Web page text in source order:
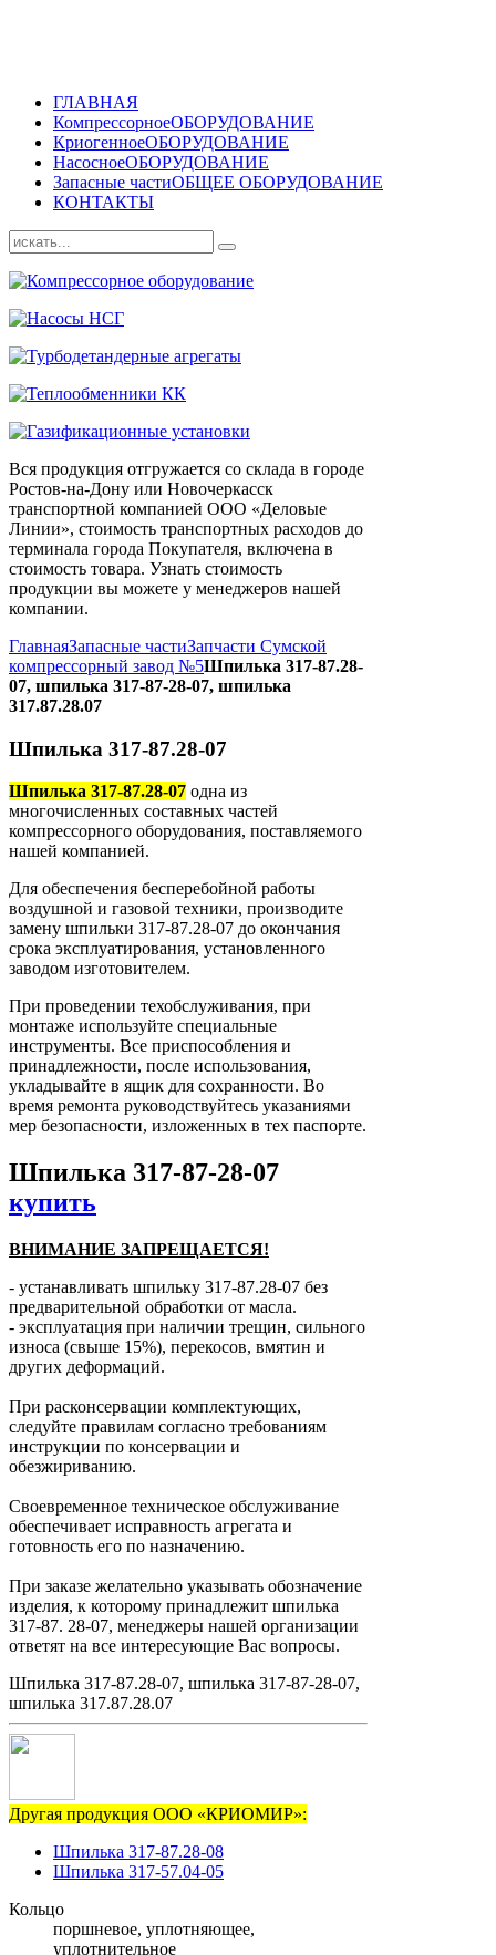
ГЛАВНАЯ
КомпрессорноеОБОРУДОВАНИЕ
КриогенноеОБОРУДОВАНИЕ
НасосноеОБОРУДОВАНИЕ
Запасные частиОБЩЕЕ ОБОРУДОВАНИЕ
КОНТАКТЫ
Вся продукция отгружается со склада в городе
Ростов-на-Дону или Новочеркасск
транспортной компанией ООО «Деловые
Линии», стоимость транспортных расходов до
терминала города Покупателя, включена в
стоимость товара. Узнать стоимость
продукции вы можете у менеджеров нашей
компании.
ГлавнаяЗапасные частиЗапчасти Сумской
компрессорный завод №5Шпилька 317-87.28-
07, шпилька 317-87-28-07, шпилька
317.87.28.07
Шпилька 317-87.28-07
Шпилька 317-87.28-07 одна из
многочисленных составных частей
компрессорного оборудования, поставляемого
нашей компанией.
Для обеспечения бесперебойной работы
воздушной и газовой техники, производите
замену шпильки 317-87.28-07 до окончания
срока эксплуатирования, установленного
заводом изготовителем.
При проведении техобслуживания, при
монтаже используйте специальные
инструменты. Все приспособления и
принадлежности, после использования,
укладывайте в ящик для сохранности. Во
время ремонта руководствуйтесь указаниями
мер безопасности, изложенных в тех паспорте.
Шпилька 317-87-28-07
купить
ВНИМАНИЕ ЗАПРЕЩАЕТСЯ!
- устанавливать шпильку 317-87.28-07 без
предварительной обработки от масла.
- эксплуатация при наличии трещин, сильного
износа (свыше 15%), перекосов, вмятин и
других деформаций.
При расконсервации комплектующих,
следуйте правилам согласно требованиям
инструкции по консервации и
обезжириванию.
Своевременное техническое обслуживание
обеспечивает исправность агрегата и
готовность его по назначению.
При заказе желательно указывать обозначение
изделия, к которому принадлежит шпилька
317-87. 28-07, менеджеры нашей организации
ответят на все интересующие Вас вопросы.
Шпилька 317-87.28-07, шпилька 317-87-28-07,
шпилька 317.87.28.07
Другая продукция ООО «КРИОМИР»:
Шпилька 317-87.28-08
Шпилька 317-57.04-05
Кольцо
поршневое, уплотняющее,
уплотнительное